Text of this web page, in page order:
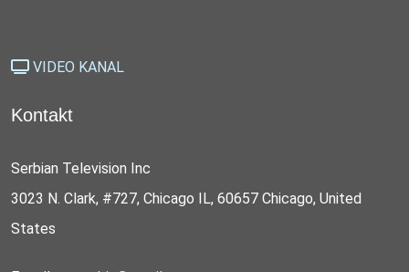
VIDEO KANAL
Kontakt
Serbian Television Inc
3023 N. Clark, #727, Chicago IL, 60657 Chicago, United
States